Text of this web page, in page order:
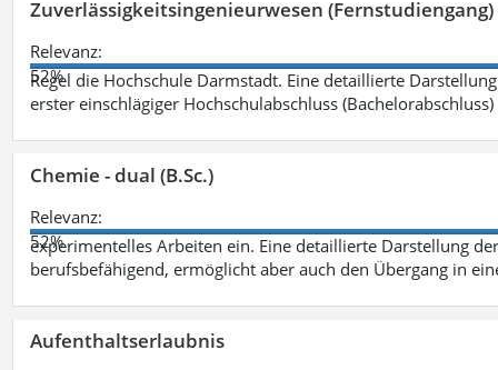
Zuverlässigkeitsingenieurwesen (Fernstudiengang)
Relevanz:
52%
Regel die Hochschule Darmstadt. Eine detaillierte
erster einschlägiger Hochschulabschluss
Chemie - dual (B.Sc.)
Relevanz:
52%
experimentelles Arbeiten ein. Eine detaillierte Darstellung
berufsbefähigend, ermöglicht aber auch den Übergang in
Aufenthaltserlaubnis